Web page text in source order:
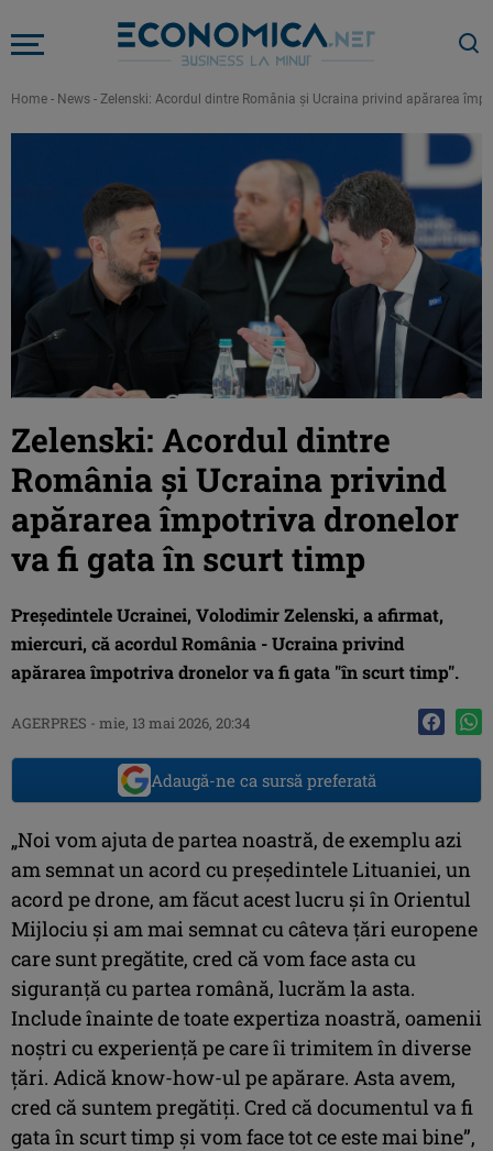
Home - News - Zelenski: Acordul dintre România și Ucraina privind apărarea
Zelenski: Acordul dintre
România și Ucraina privind
apărarea împotriva dronelor
va fi gata în scurt timp
Preşedintele Ucrainei, Volodimir Zelenski, a afirmat,
miercuri, că acordul România - Ucraina privind
apărarea împotriva dronelor va fi gata "în scurt timp".
AGERPRES - mie, 13 mai 2026, 20:34
Adaugă-ne ca sursă preferată
„Noi vom ajuta de partea noastră, de exemplu azi
am semnat un acord cu preşedintele Lituaniei, un
acord pe drone, am făcut acest lucru şi în Orientul
Mijlociu şi am mai semnat cu câteva ţări europene
care sunt pregătite, cred că vom face asta cu
siguranţă cu partea română, lucrăm la asta.
Include înainte de toate expertiza noastră, oamenii
noştri cu experienţă pe care îi trimitem în diverse
ţări. Adică know-how-ul pe apărare. Asta avem,
cred că suntem pregătiţi. Cred că documentul va fi
gata în scurt timp şi vom face tot ce este mai bine”,